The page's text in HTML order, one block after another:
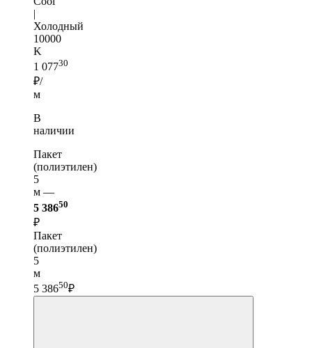
|
Холодный
10000
K
1 07730
₽/
м
В
наличии
Пакет
(полиэтилен)
5
м —
5 38650
₽
Пакет
(полиэтилен)
5
м
5 38650₽